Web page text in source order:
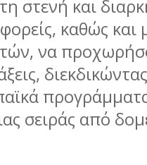
στενή και
καθώς και
να
σειράς από